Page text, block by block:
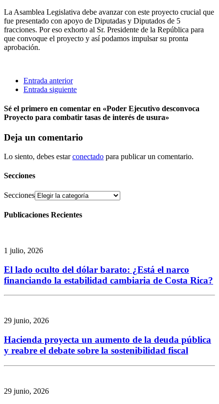
La Asamblea Legislativa debe avanzar con este proyecto crucial que
fue presentado con apoyo de Diputadas y Diputados de 5
fracciones. Por eso exhorto al Sr. Presidente de la República para
que convoque el proyecto y así podamos impulsar su pronta
aprobación.
Entrada anterior
Entrada siguiente
Sé el primero en comentar en «Poder Ejecutivo desconvoca
Proyecto para combatir tasas de interés de usura»
Deja un comentario
Lo siento, debes estarconectado para publicar un comentario.
Secciones
Secciones
Publicaciones Recientes
1 julio, 2026
El lado oculto del dólar barato: ¿Está el narco
financiando la estabilidad cambiaria de Costa Rica?
29 junio, 2026
Hacienda proyecta un aumento de la deuda pública
y reabre el debate sobre la sostenibilidad fiscal
29 junio, 2026